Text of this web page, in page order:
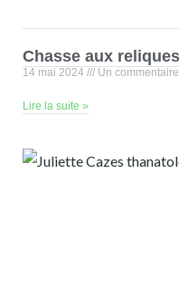
Chasse aux
14 mai 2024 Un commentaire
Lire la suite »